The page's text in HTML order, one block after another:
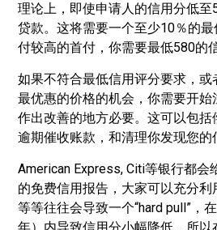
理论上，即使申请人的信用分低
贷款。这将需要一个至少10％的
付较高的首付，你需要最低580的
如果不符合最低信用评分要求，
最优惠的价格的机会，你需要开
作出改善的地方必要。这可以包
逾期催收账款，和清理你发现您的
American Express, Citi等银行都会
的免费信用报告，大家可以充分
等等往往会导致一个“hard pull”，